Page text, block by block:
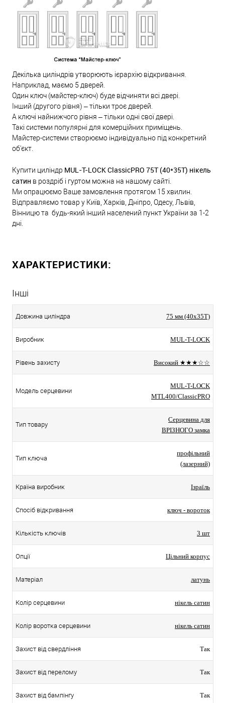
Декілька циліндрів утворюють ієрархію відкривання.
Наприклад, маємо 5 дверей.
Один ключ (майстер-ключ) буде відчиняти всі двері.
Інший (другого рівня) – тільки троє дверей.
А ключі найнижчого рівня – тільки одні свої двері.
Такі системи популярні для комерційних приміщень.
Майстер-системи створюємо індивідуально під конкретний
об'єкт.
Купити циліндр MUL-T-LOCK ClassicPRO 75Т (40*35T) нікель
сатин в роздріб і гуртом можна на нашому сайті.
Ми опрацюємо Ваше замовлення протягом 15 хвилин.
Відправляємо товар у Київ, Харків, Дніпро, Одесу, Львів,
Вінницю та будь-який інший населений пункт України за 1-2
дні.
ХАРАКТЕРИСТИКИ:
Інші
Довжина циліндра 75 мм (40x35T)
Виробник MUL-T-LOCK
Рівень захисту Високий ★★★☆☆
Модель серцевини
MUL-T-LOCK
MTL400/ClassicPRO
Тип товару
Серцевина для
ВРІЗНОГО замка
Тип ключа
профільний
(лазерний)
Країна виробник Ізраїль
Спосіб відкривання ключ - вороток
Кількість ключів 3 шт
Опції Цільний корпус
Матеріал латунь
Колір серцевини нікель сатин
Колір воротка серцевини нікель сатин
Захист від свердління Так
Захист від перелому Так
Захист від бампінгу Так